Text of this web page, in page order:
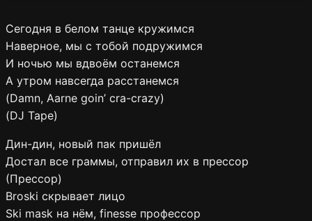
Сегодня в белом танце кружимся
Наверное, мы с тобой подружимся
И ночью мы вдвоём останемся
А утром навсегда расстанемся
(Damn, Aarne goin’ cra-crazy)
(DJ Tape)
Дин-дин, новый пак пришёл
Достал все граммы, отправил их в прессор
(Прессор)
Broski скрывает лицо
Ski mask на нём, finesse профессор